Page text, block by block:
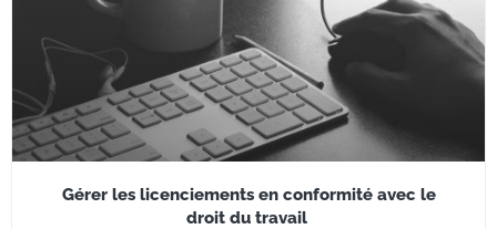
Gérer les licenciements en conformité avec le
droit du travail